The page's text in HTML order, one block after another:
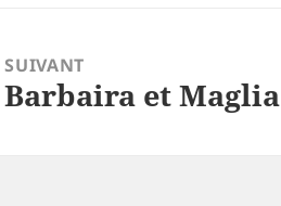
SUIVANT
Article
Barbaira et Maglia